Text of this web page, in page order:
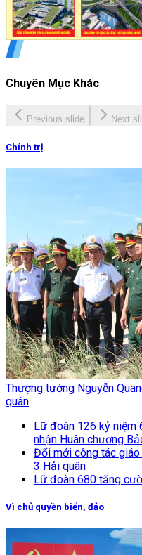
Chuyên Mục Khác
Previous slide Next
Chính trị
Thượng tướng Nguyễn
quân
Lữ đoàn 126 kỷ niệm
nhận Huân chương
Đổi mới công tác
3 Hải quân
Lữ đoàn 680 tăng
Vì chủ quyền biển, đảo